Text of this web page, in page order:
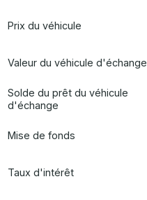
Prix du véhicule
Valeur du véhicule d'échange
Solde du prêt du véhicule
d'échange
Mise de fonds
Taux d'intérêt